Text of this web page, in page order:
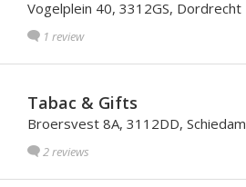
Vogelplein 40, 3312GS, Dordrecht
1 review
Tabac & Gifts
Broersvest 8A, 3112DD, Schiedam
2 reviews